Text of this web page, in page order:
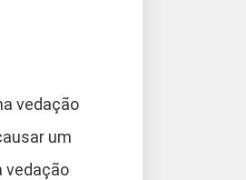
vedação
um
vedação